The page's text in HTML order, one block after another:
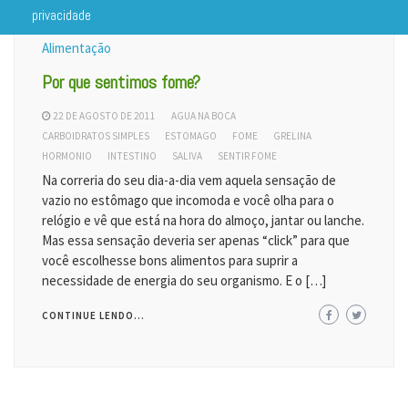
privacidade
Alimentação
Por que sentimos fome?
22 DE AGOSTO DE 2011
AGUA NA BOCA
CARBOIDRATOS SIMPLES
ESTOMAGO FOME
GRELINA
HORMONIO
INTESTINO SALIVA SENTIR FOME
Na correria do seu dia-a-dia vem aquela sensação de
vazio no estômago que incomoda e você olha para o
relógio e vê que está na hora do almoço, jantar ou lanche.
Mas essa sensação deveria ser apenas “click” para que
você escolhesse bons alimentos para suprir a
necessidade de energia do seu organismo. E o […]
CONTINUE LENDO...